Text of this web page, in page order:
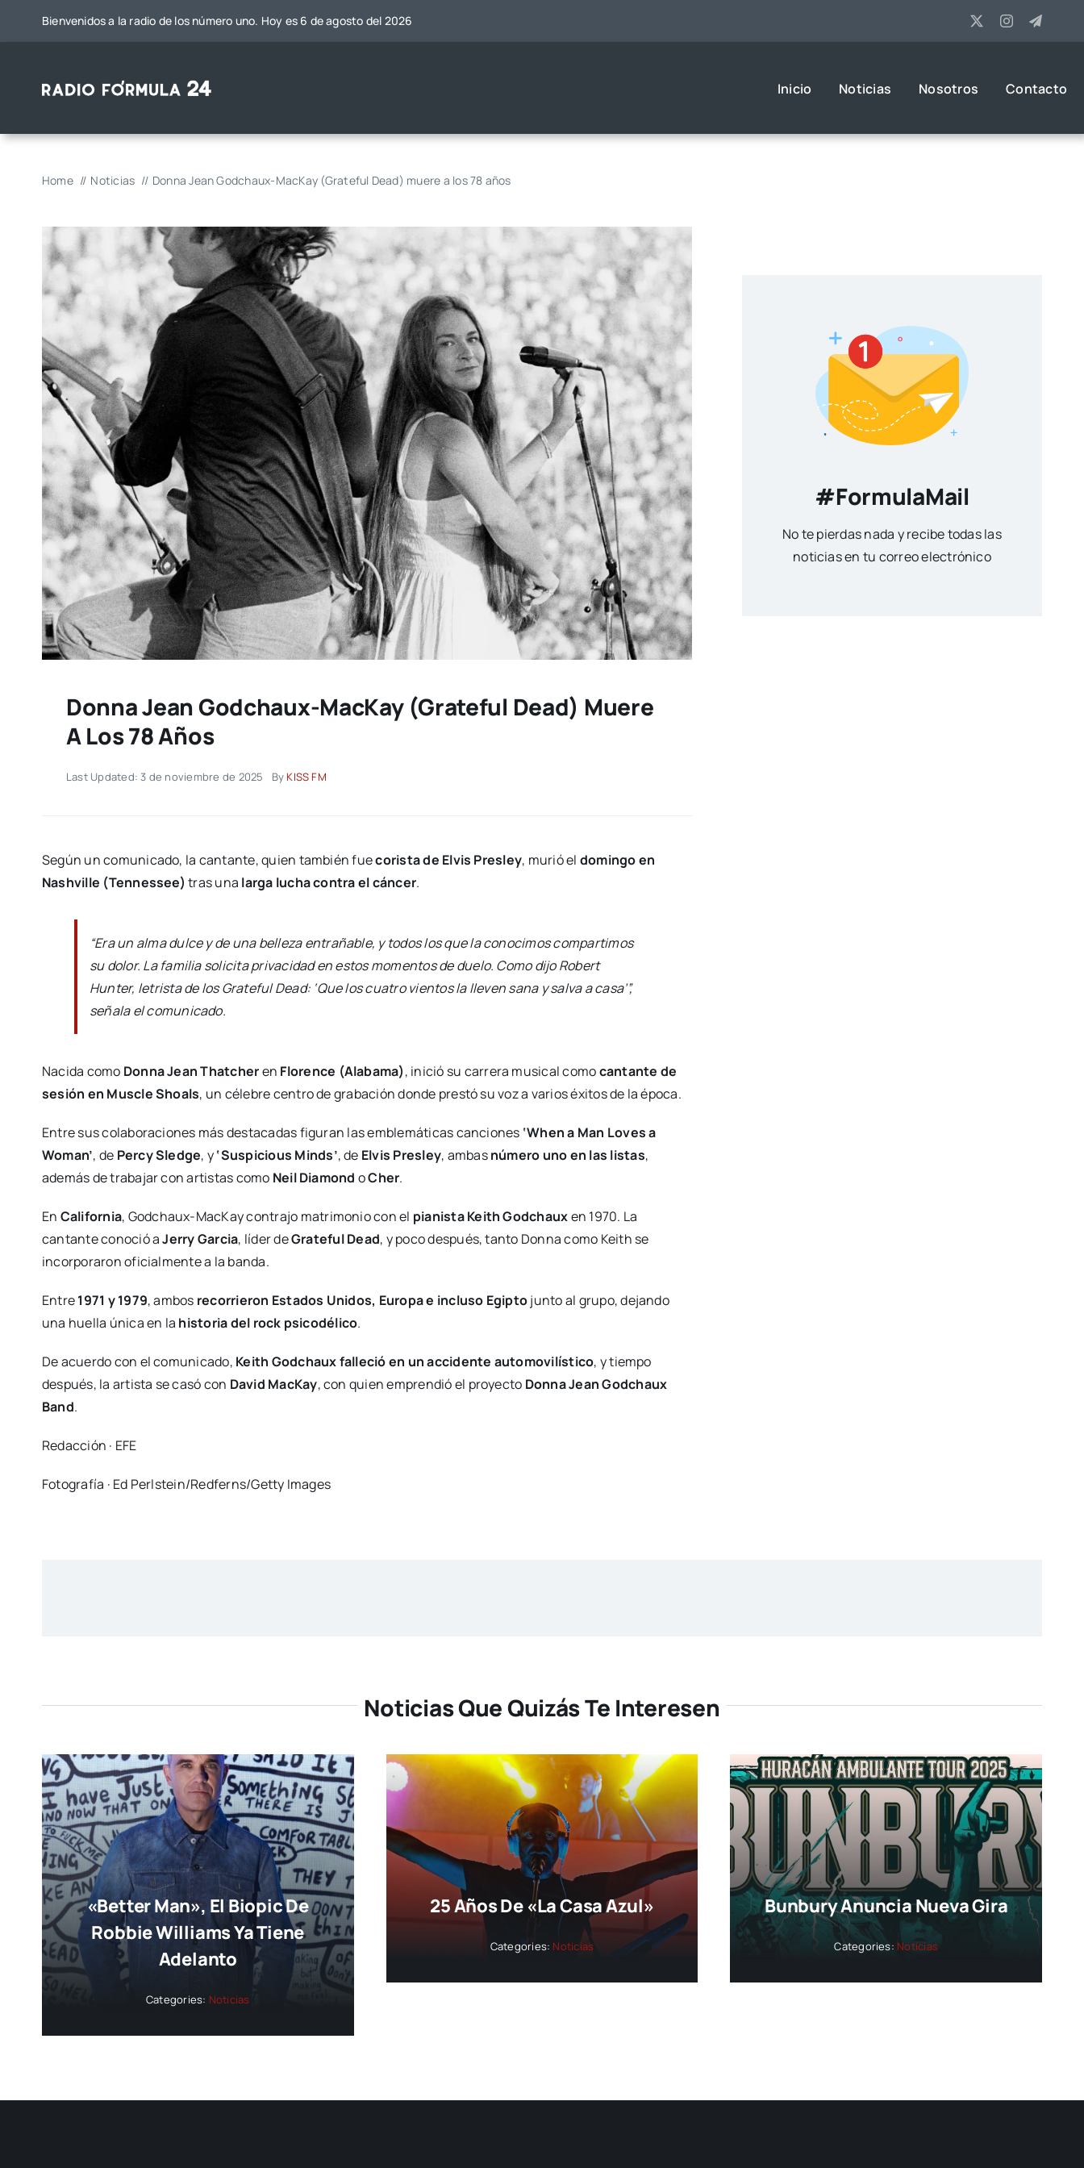
Bienvenidos a la radio de los número uno. Hoy es 6 de agosto del 2026
Inicio Noticias Nosotros Contacto
Home Noticias Donna Jean Godchaux-MacKay (Grateful Dead) muere a los 78 años
Donna Jean Godchaux-MacKay (Grateful Dead) Muere
A Los 78 Años
Last Updated: 3 de noviembre de 2025 By KISS FM
Según un comunicado, la cantante, quien también fuecorista de Elvis Presley, murió el domingo en
Nashville (Tennessee) tras una larga lucha contra el cáncer.
“Era un alma dulce y de una belleza entrañable, y todos los que la conocimos compartimos
su dolor. La familia solicita privacidad en estos momentos de duelo. Como dijo Robert
Hunter, letrista de los Grateful Dead: ‘Que los cuatro vientos la lleven sana y salva a casa’”,
señala el comunicado.
Nacida como Donna Jean Thatcheren Florence (Alabama), inició su carrera musical comocantante de
sesión en Muscle Shoals, un célebre centro de grabación donde prestó su voz a varios éxitos de la época.
Entre sus colaboraciones más destacadas figuran las emblemáticas canciones ‘When a Man Loves a
Woman’, de Percy Sledge, y‘Suspicious Minds’, de Elvis Presley, ambasnúmero uno en las listas,
además de trabajar con artistas como Neil Diamond oCher.
En California, Godchaux-MacKay contrajo matrimonio con el pianista Keith Godchauxen 1970. La
cantante conoció aJerry Garcia, líder deGrateful Dead, y poco después, tanto Donna como Keith se
incorporaron oficialmente a la banda.
Entre1971 y 1979, ambos recorrieron Estados Unidos, Europa e incluso Egiptojunto al grupo, dejando
una huella única en la historia del rock psicodélico.
De acuerdo con el comunicado, Keith Godchaux falleció en un accidente automovilístico, y tiempo
después, la artista se casó con David MacKay, con quien emprendió el proyecto Donna Jean Godchaux
Band.
Redacción · EFE
Fotografía · Ed Perlstein/Redferns/Getty Images
#FormulaMail
No te pierdas nada y recibe todas las
noticias en tu correo electrónico
Noticias Que Quizás Te Interesen
«Better Man», El Biopic De
Robbie Williams Ya Tiene
Adelanto
Categories: Noticias
25 Años De «La Casa Azul»
Categories: Noticias
Bunbury Anuncia Nueva Gira
Categories: Noticias